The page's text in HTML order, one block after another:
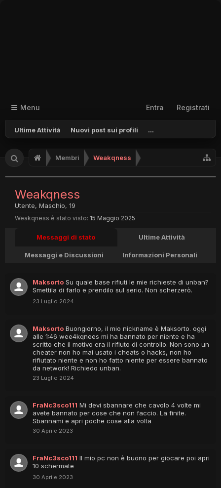
Menu
Ultime Attività Nuovi post sui profili ...
Entra Registrati
Membri Weakqness
Weakqness
Utente, Maschio, 19
Weakqness è stato visto: 15 Maggio 2025
Messaggi di stato Ultime Attività
Messaggi e Discussioni Informazioni Personali
Maksorto Su quale base rifiuti le mie richieste di unban?
Smettila di farlo e prendilo sul serio. Non scherzerò.
23 Luglio 2024
Maksorto Buongiorno, il mio nickname è Maksorto. oggi
alle 1:46 wee4kqnees mi ha bannato per niente e ha
scritto che il motivo era il rifiuto di controllo. Non sono un
cheater non ho mai usato i cheats o hacks, non ho
rifiutato niente e non ho fatto niente per essere bannato
da network! Richiedo unban.
23 Luglio 2024
FraNc3sco111 Mi devi sbannare che cavolo 4 volte mi
avete bannato per cose che non faccio. La finite.
Sbannami e apri poche cose alla volta
30 Aprile 2023
FraNc3sco111 Il mio pc non è buono per giocare poi apri
10 schermate
30 Aprile 2023